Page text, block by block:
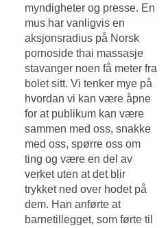
myndigheter og presse. En
mus har vanligvis en
aksjonsradius på Norsk
pornoside thai massasje
stavanger noen få meter fra
bolet sitt. Vi tenker mye på
hvordan vi kan være åpne
for at publikum kan være
sammen med oss, snakke
med oss, spørre oss om
ting og være en del av
verket uten at det blir
trykket ned over hodet på
dem. Han anførte at
barnetillegget, som førte til